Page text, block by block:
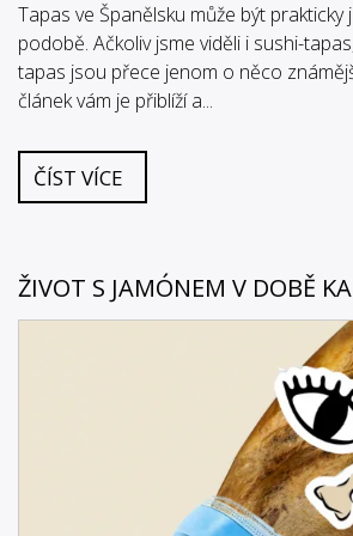
Tapas ve Španělsku může být prakticky
podobě. Ačkoliv jsme viděli i sushi-
tapas jsou přece jenom o něco
článek vám je přiblíží a...
ČÍST VÍCE
ŽIVOT S JAMÓNEM V DOBĚ